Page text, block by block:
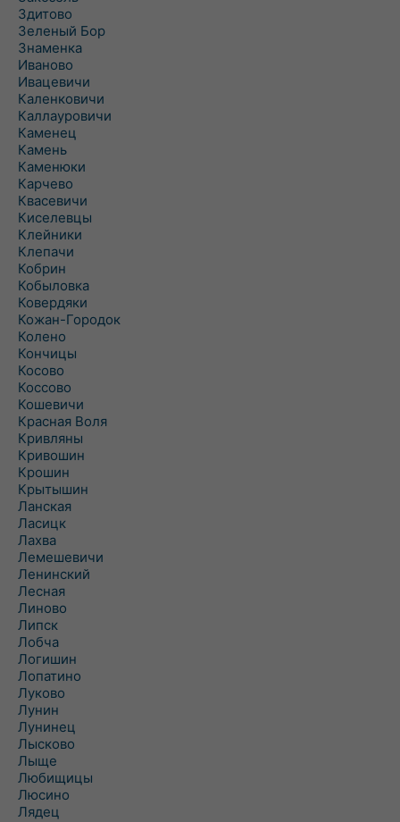
Здитово
Зеленый Бор
Знаменка
Иваново
Ивацевичи
Каленковичи
Каллауровичи
Каменец
Камень
Каменюки
Карчево
Квасевичи
Киселевцы
Клейники
Клепачи
Кобрин
Кобыловка
Ковердяки
Кожан-Городок
Колено
Кончицы
Косово
Коссово
Кошевичи
Красная Воля
Кривляны
Кривошин
Крошин
Крытышин
Ланская
Ласицк
Лахва
Лемешевичи
Ленинский
Лесная
Линово
Липск
Лобча
Логишин
Лопатино
Луково
Лунин
Лунинец
Лысково
Лыще
Любищицы
Люсино
Лядец